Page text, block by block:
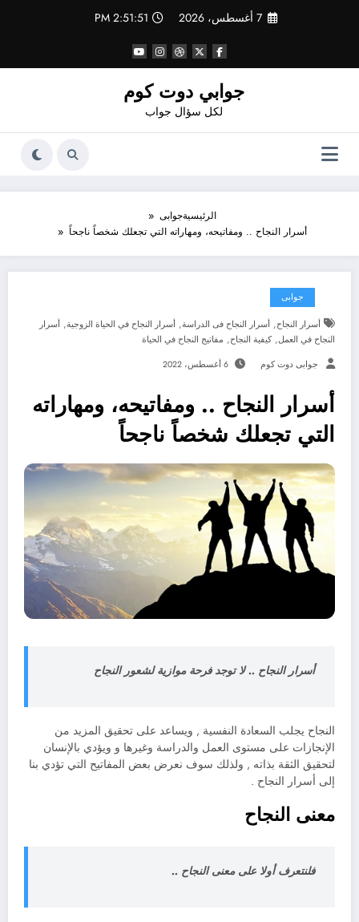
7 أغسطس، 2026 2:51:51 PM
جوابي دوت كوم
لكل سؤال جواب
الرئيسيةجوابى
أسرار النجاح .. ومفاتيحه، ومهاراته التي تجعلك شخصاً ناجحاً
جوابى
أسرار النجاح, أسرار النجاح فى الدراسة, أسرار النجاح في الحياة الزوجية, أسرار
النجاح في العمل,كيفية النجاح, مفاتيج النجاح في الحياة
جوابى دوت كوم 6 أغسطس، 2022
أسرار النجاح .. ومفاتيحه، ومهاراته
التي تجعلك شخصاً ناجحاً
أسرار النجاح .. لا توجد فرحة موازية لشعور النجاح
النجاح يجلب السعادة النفسية , ويساعد على تحقيق المزيد من
الإنجازات على مستوى العمل والدراسة وغيرها و ويؤدي بالإنسان
لتحقيق الثقة بذاته , ولذلك سوف نعرض بعض المفاتيح التي تؤدي بنا
إلى أسرار النجاح .
معنى النجاح
فلنتعرف أولا على معنى النجاح ..